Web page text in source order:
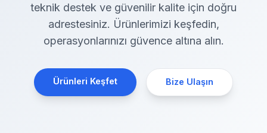
teknik destek ve güvenilir kalite için doğru
adrestesiniz. Ürünlerimizi keşfedin,
operasyonlarınızı güvence altına alın.
Ürünleri Keşfet Bize Ulaşın